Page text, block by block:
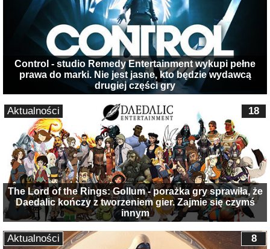
Control - studio Remedy Entertainment wykupi pełne
prawa do marki. Nie jest jasne, kto będzie wydawcą
drugiej części gry
The Lord of the Rings: Gollum - porażka gry sprawiła, że
Daedalic kończy z tworzeniem gier. Zajmie się czymś
innym
18
Aktualności
8
Aktualności